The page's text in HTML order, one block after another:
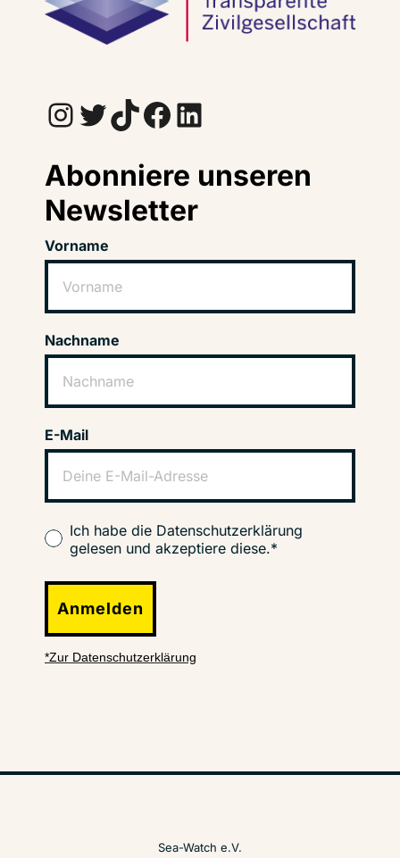
InstagramTwitter TikTok Facebook LinkedIn
Abonniere unseren
Newsletter
Vorname
Nachname
E-Mail
Ich habe die Datenschutzerklärung
gelesen und akzeptiere diese.*
Anmelden
*Zur Datenschutzerklärung
Sea-Watch e.V.